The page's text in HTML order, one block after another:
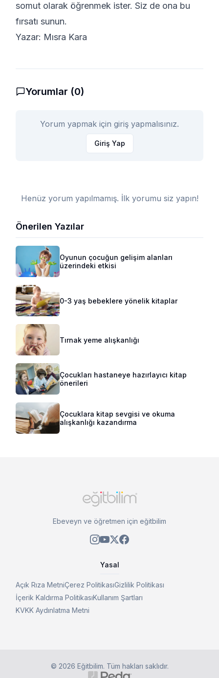
somut olarak öğrenmek ister. Siz de ona bu
fırsatı sunun.
Yazar: Mısra Kara
Yorumlar (0)
Yorum yapmak için giriş yapmalısınız.
Giriş Yap
Henüz yorum yapılmamış. İlk yorumu siz yapın!
Önerilen Yazılar
Oyunun çocuğun gelişim alanları
üzerindeki etkisi
0-3 yaş bebeklere yönelik kitaplar
Tırnak yeme alışkanlığı
Çocukları hastaneye hazırlayıcı kitap
önerileri
Çocuklara kitap sevgisi ve okuma
alışkanlığı kazandırma
Ebeveyn ve öğretmen için eğitbilim
Yasal
Açık Rıza MetniÇerez PolitikasıGizlilik Politikası
İçerik Kaldırma PolitikasıKullanım Şartları
KVKK Aydınlatma Metni
© 2026 Eğitbilim. Tüm hakları saklıdır.